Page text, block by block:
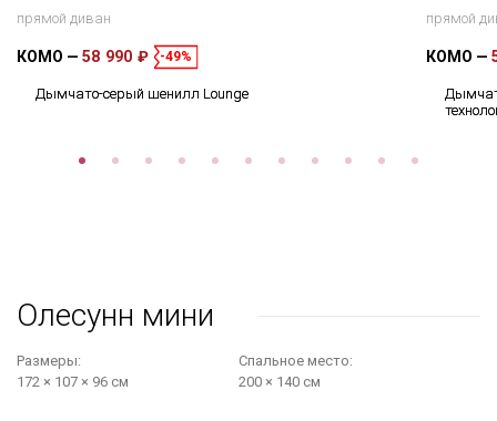
прямой диван
КОМО 58 990 ₽ -49%
Дымчато-серый шенилл Lounge
прямой
КОМО
Олесунн мини
Размеры:
172 × 107 × 96 см
Cпальное место:
200 × 140 см